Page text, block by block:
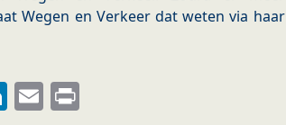
Wegen en Verkeer dat weten via haar
LinkedIn
Email